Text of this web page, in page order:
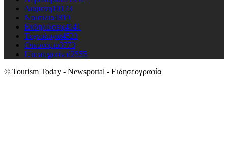
Διαμονη10173
Ναυτιλια4819
Εκδηλώσεις4541
Τεχνολογια4523
Οικονομια3773
Uncategorised2555
© Tourism Today - Newsportal - Ειδησεογραφία